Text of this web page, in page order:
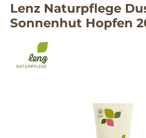
Lenz Naturpflege
Sonnenhut Hopfen